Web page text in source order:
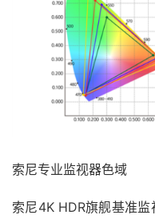
索尼专业监视器色域
索尼4K HDR旗舰基准监